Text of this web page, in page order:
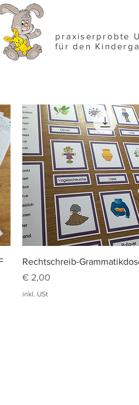
praxiserprobte
für den
Schnellansicht
Rechtschreib-
Preis
€ 2,00
inkl. USt